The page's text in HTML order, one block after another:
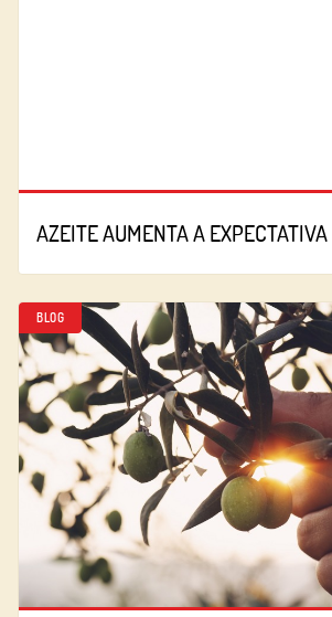
AZEITE AUMENTA A
BLOG